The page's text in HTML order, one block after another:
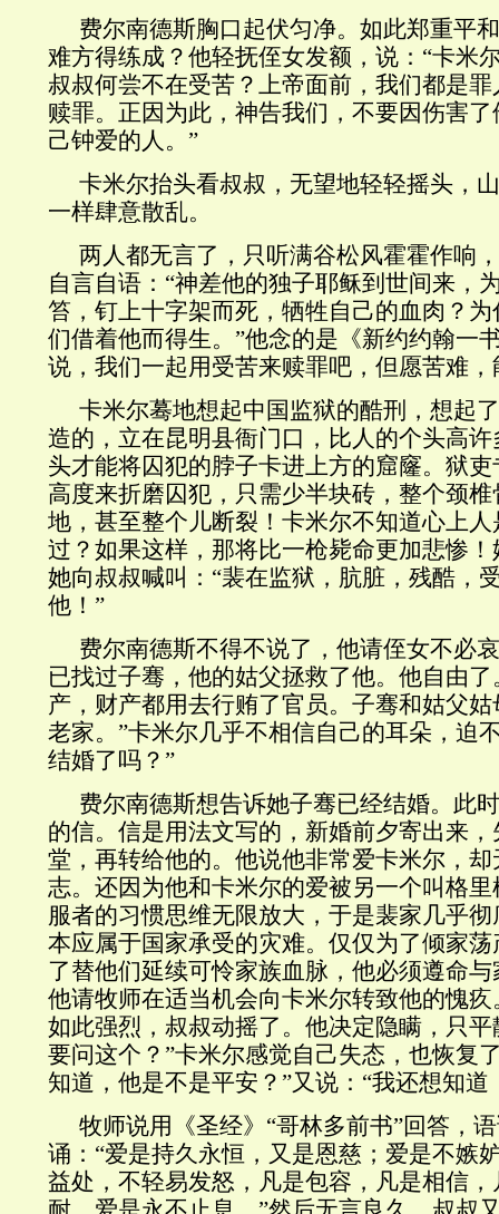
费尔南德斯胸口起伏匀净。如此郑重平
难方得练成？他轻抚侄女发额，说：“卡米
叔叔何尝不在受苦？上帝面前，我们都是
赎罪。正因为此，神告我们，不要因伤害
己钟爱的人。”
卡米尔抬头看叔叔，无望地轻轻摇头，
一样肆意散乱。
两人都无言了，只听满谷松风霍霍作响
自言自语：“神差他的独子耶稣到世间来，
笞，钉上十字架而死，牺牲自己的血肉？
们借着他而得生。”他念的是《新约约翰一
说，我们一起用受苦来赎罪吧，但愿苦难
卡米尔蓦地想起中国监狱的酷刑，想起
造的，立在昆明县衙门口，比人的个头高
头才能将囚犯的脖子卡进上方的窟窿。狱
高度来折磨囚犯，只需少半块砖，整个颈
地，甚至整个儿断裂！卡米尔不知道心上
过？如果这样，那将比一枪毙命更加悲惨
她向叔叔喊叫：“裴在监狱，肮脏，残酷，
他！”
费尔南德斯不得不说了，他请侄女不必
已找过子骞，他的姑父拯救了他。他自由
产，财产都用去行贿了官员。子骞和姑父
老家。”卡米尔几乎不相信自己的耳朵，迫
结婚了吗？”
费尔南德斯想告诉她子骞已经结婚。此
的信。信是用法文写的，新婚前夕寄出来
堂，再转给他的。他说他非常爱卡米尔，
志。还因为他和卡米尔的爱被另一个叫格
服者的习惯思维无限放大，于是裴家几乎
本应属于国家承受的灾难。仅仅为了倾家
了替他们延续可怜家族血脉，他必须遵命
他请牧师在适当机会向卡米尔转致他的愧
如此强烈，叔叔动摇了。他决定隐瞒，只
要问这个？”卡米尔感觉自己失态，也恢复
知道，他是不是平安？”又说：“我还想知道
牧师说用《圣经》“哥林多前书”回答，
诵：“爱是持久永恒，又是恩慈；爱是不嫉
益处，不轻易发怒，凡是包容，凡是相信